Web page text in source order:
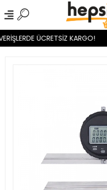
ÜCRETSİZ KARGO!